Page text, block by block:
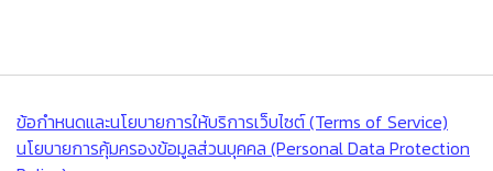
ข้อกำหนดและนโยบายการให้บริการเว็บไซต์ (Terms of Service)
นโยบายการคุ้มครองข้อมูลส่วนบุคคล (Personal Data Protection